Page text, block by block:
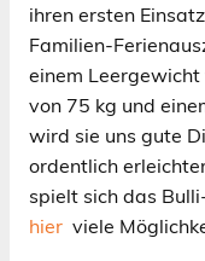
ihren ersten
Familien-
einem
von 75 kg und
wird sie uns gute
ordentlich
spielt sich das
hier viele